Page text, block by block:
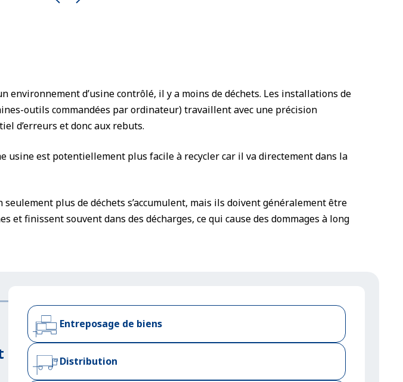
environnement d’usine contrôlé, il y a moins de déchets. Les installations de
outils commandées par ordinateur) travaillent avec une précision
d’erreurs et donc aux rebuts.
usine est potentiellement plus facile à recycler car il va directement dans la
plus de déchets s’accumulent, mais ils doivent généralement être
et finissent souvent dans des décharges, ce qui cause des dommages à long
Entreposage de biens
Distribution